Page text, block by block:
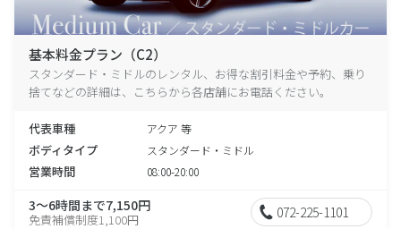
基本料金プラン（C2）
スタンダード・ミドルのレンタル、お得な割引料金や予約、乗り
捨てなどの詳細は、こちらから各店舗にお電話ください。
代表車種 アクア 等
ボディタイプ スタンダード・ミドル
営業時間 08:00-20:00
3～6時間まで7,150円
免責補償制度1,100円 072-225-1101